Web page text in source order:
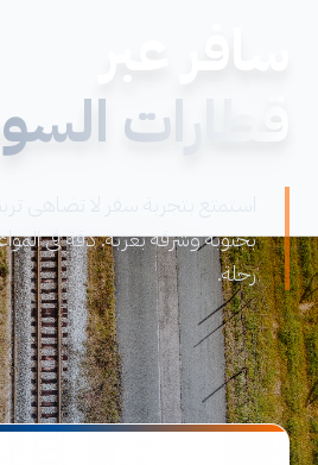
قطارات
بجنوبه وشرقه بغربه. دقة في
رحلة.